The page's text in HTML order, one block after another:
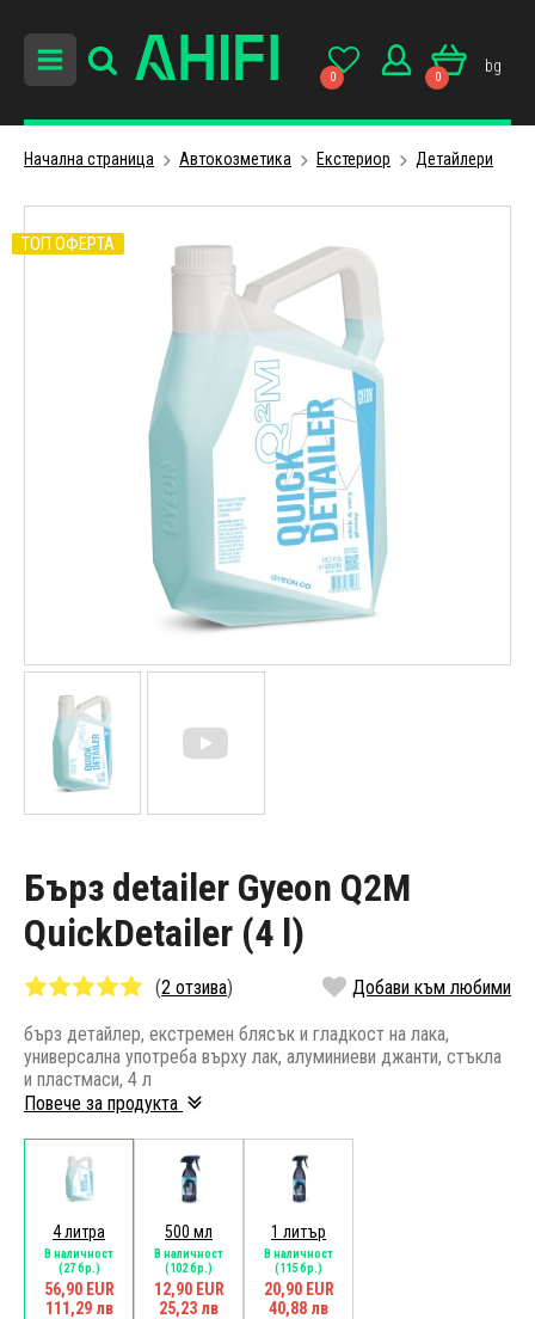
0 0
bg
Начална страница Автокозметика Екстериор Детайлери
Бърз detailer Gyeon Q2M
QuickDetailer (4 l)
(2 отзива) Добави към любими
бърз детайлер, екстремен блясък и гладкост на лака,
универсална употреба върху лак, алуминиеви джанти, стъкла
и пластмаси, 4 л
Повече за продукта
4 литра
В наличност
(27 бр.)
56,90 EUR
111,29 лв
500 мл
В наличност
(102 бр.)
12,90 EUR
25,23 лв
1 литър
В наличност
(115 бр.)
20,90 EUR
40,88 лв
ТОП ОФЕРТА